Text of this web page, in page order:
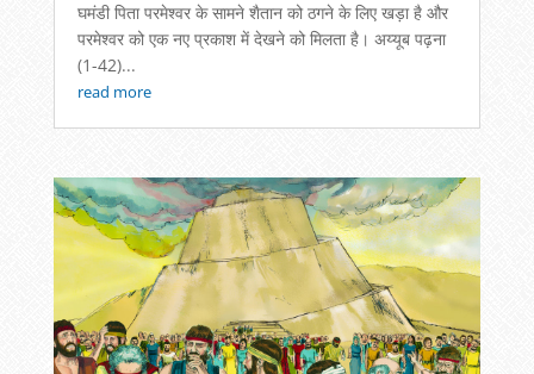
घमंडी पिता परमेश्वर के सामने शैतान को ठगने के लिए खड़ा है और
परमेश्वर को एक नए प्रकाश में देखने को मिलता है। अय्यूब पढ़ना
(1-42)...
read more